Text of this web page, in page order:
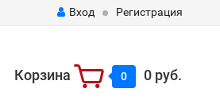
Вход Регистрация
Корзина 0 0 руб.